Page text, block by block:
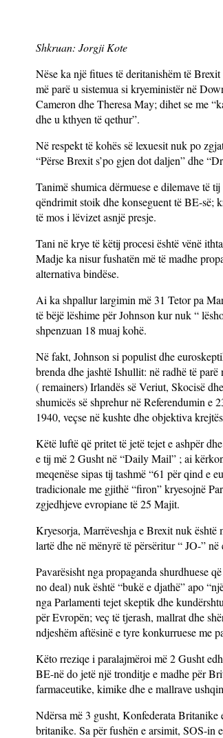
Shkruan: Jorgji Kote
Nëse ka një fitues të deritanishëm të
më parë u sistemua si kryeministër në
Cameron dhe Theresa May; dihet se me
dhe u kthyen të qethur”.
Në respekt të kohës së lexuesit nuk po
“Përse Brexit s’po gjen dot daljen” dhe
Tanimë shumica dërmuese e dilemave të
qëndrimit stoik dhe konseguent të BE-së;
të mos i lëvizet asnjë presje.
Tani në krye të këtij procesi është vënë
Madje ka nisur fushatën më të madhe
alternativa bindëse.
Ai ka shpallur largimin më 31 Tetor pa
të bëjë lëshime për Johnson kur nuk “
shpenzuan 18 muaj kohë.
Në fakt, Johnson si populist dhe
brenda dhe jashtë Ishullit: në radhë të
( remainers) Irlandës së Veriut, Skocisë
shumicës së shprehur në Referendumin e
1940, veçse në kushte dhe objektiva
Këtë luftë që pritet të jetë tejet e ashpër
e tij më 2 Gusht në “Daily Mail” ; ai
meqenëse sipas tij tashmë “61 për qind e
tradicionale me gjithë “firon” kryesojnë
zgjedhjeve evropiane të 25 Majit.
Kryesorja, Marrëveshja e Brexit nuk
lartë dhe në mënyrë të përsëritur “ JO-” në
Pavarësisht nga propaganda shurdhuese
no deal) nuk është “bukë e djathë” apo
nga Parlamenti tejet skeptik dhe
për Evropën; veç të tjerash, mallrat dhe
ndjeshëm aftësinë e tyre konkurruese me
Këto rreziqe i paralajmëroi më 2 Gusht
BE-në do jetë një tronditje e madhe për
farmaceutike, kimike dhe e mallrave
Ndërsa më 3 gusht, Konfederata
britanike. Sa për fushën e arsimit, SOS-in